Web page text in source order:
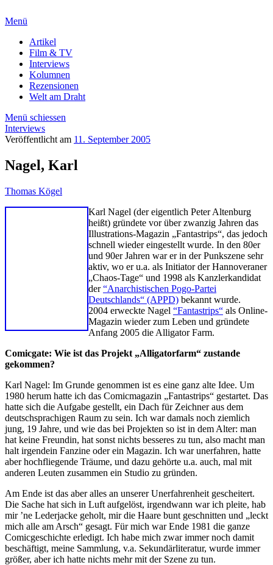
Menü
Artikel
Film & TV
Interviews
Kolumnen
Rezensionen
Welt am Draht
Menü schiessen
Interviews
Veröffentlicht am 11. September 2005
Nagel, Karl
Thomas Kögel
Karl Nagel (der eigentlich Peter Altenburg
heißt) gründete vor über zwanzig Jahren das
Illustrations-Magazin „Fantastrips“, das jedoch
schnell wieder eingestellt wurde. In den 80er
und 90er Jahren war er in der Punkszene sehr
aktiv, wo er u.a. als Initiator der Hannoveraner
„Chaos-Tage“ und 1998 als Kanzlerkandidat
der“Anarchistischen Pogo-Partei
Deutschlands“ (APPD) bekannt wurde.
2004 erweckte Nagel “Fantastrips“ als Online-
Magazin wieder zum Leben und gründete
Anfang 2005 die Alligator Farm.
Comicgate: Wie ist das Projekt „Alligatorfarm“ zustande
gekommen?
Karl Nagel: Im Grunde genommen ist es eine ganz alte Idee. Um
1980 herum hatte ich das Comicmagazin „Fantastrips“ gestartet. Das
hatte sich die Aufgabe gestellt, ein Dach für Zeichner aus dem
deutschsprachigen Raum zu sein. Ich war damals noch ziemlich
jung, 19 Jahre, und wie das bei Projekten so ist in dem Alter: man
hat keine Freundin, hat sonst nichts besseres zu tun, also macht man
halt irgendein Fanzine oder ein Magazin. Ich war unerfahren, hatte
aber hochfliegende Träume, und dazu gehörte u.a. auch, mal mit
anderen Leuten zusammen ein Studio zu gründen.
Am Ende ist das aber alles an unserer Unerfahrenheit gescheitert.
Die Sache hat sich in Luft aufgelöst, irgendwann war ich pleite, hab
mir ’ne Lederjacke geholt, mir die Haare bunt geschnitten und „leckt
mich alle am Arsch“ gesagt. Für mich war Ende 1981 die ganze
Comicgeschichte erledigt. Ich habe mich zwar immer noch damit
beschäftigt, meine Sammlung, v.a. Sekundärliteratur, wurde immer
größer, aber ich hatte nichts mehr mit der Szene zu tun.